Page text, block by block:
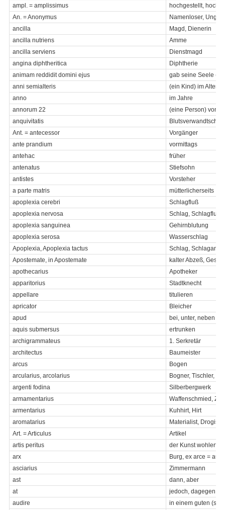
ampl. = amplissimus
hochgestellt,
An. = Anonymus
Namenloser,
ancilla
Magd, Dienerin
ancilla nutriens
Amme
ancilla serviens
Dienstmagd
angina diphtheritica
Diphtherie
animam reddidit domini ejus
gab seine Seele
anni semialteris
(ein Kind) im Alter
anno
im Jahre
annorum 22
(eine Person) von
anquivitatis
Blutsverwandtschaft
Ant. = antecessor
Vorgänger
ante prandium
vormittags
antehac
früher
antenatus
Stiefsohn
antistes
Vorsteher
a parte matris
mütterlicherseits
apoplexia cerebri
Schlagfluß
apoplexia nervosa
Schlag, Schlagfluß
apoplexia sanguinea
Gehirnblutung
apoplexia serosa
Wasserschlag
Apoplexia, Apoplexia tactus
Schlag, Schlaganfall
Apostemate, in Apostemate
kalter Abzeß,
apothecarius
Apotheker
apparitorius
Stadtknecht
appellare
titulieren
apricator
Bleicher
apud
bei, unter, neben
aquis submersus
ertrunken
archigrammateus
1. Serkretär
architectus
Baumeister
arcus
Bogen
arcularius, arcolarius
Bogner, Tischler,
argenti fodina
Silberbergwerk
armamentarius
Waffenschmied,
armentarius
Kuhhirt, Hirt
aromatarius
Materialist, Drogist
Art. = Articulus
Artikel
artis peritus
der Kunst
arx
Burg, ex arce = aus
asciarius
Zimmermann
ast
dann, aber
at
jedoch, dagegen
audire
in einem guten